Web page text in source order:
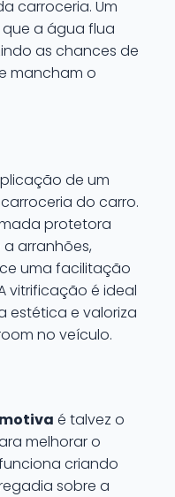
carroceria. Um
a água flua
as chances de
mancham o
de um
do carro.
protetora
arranhões,
uma facilitação
vitrificação é ideal
estética e valoriza
no veículo.
é talvez o
melhorar o
criando
sobre a